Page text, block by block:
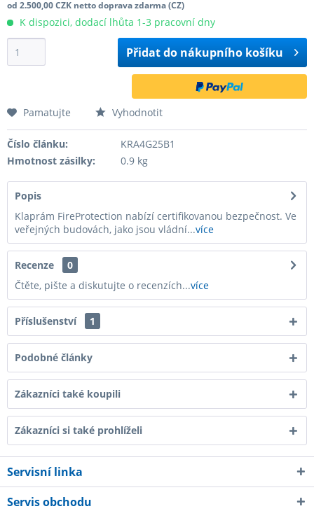
od 2.500,00 CZK netto doprava zdarma (CZ)
K dispozici, dodací lhůta 1-3 pracovní dny
Přidat do nákupního košíku
Pamatujte Vyhodnotit
Číslo článku:
KRA4G25B1
Hmotnost zásilky:
0.9 kg
Popis
Klaprám FireProtection nabízí certifikovanou bezpečnost. Ve
veřejných budovách, jako jsou vládní...více
Recenze
0
Čtěte, pište a diskutujte o recenzích...více
Příslušenství 1
Podobné články
Zákazníci také koupili
Zákazníci si také prohlíželi
Servisní linka
Servis obchodu